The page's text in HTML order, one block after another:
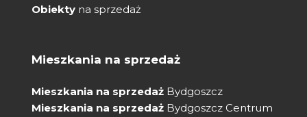
Obiekty na sprzedaż
Mieszkania na sprzedaż
Mieszkania na sprzedaż Bydgoszcz
Mieszkania na sprzedaż Bydgoszcz Centrum